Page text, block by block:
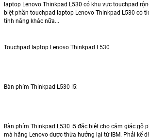
laptop Lenovo Thinkpad L530 có khu vực touchpad
biệt phần touchpad laptop Lenovo Thinkpad L530 có
tính năng khác nữa...
Touchpad laptop Lenovo Thinkpad L530
Bàn phím Thinkpad L530 i5:
Bàn phím Thinkpad L530 i5 đặc biệt cho cảm giác gõ
mà hãng Lenovo được thừa hưởng lại từ IBM. Phải kế